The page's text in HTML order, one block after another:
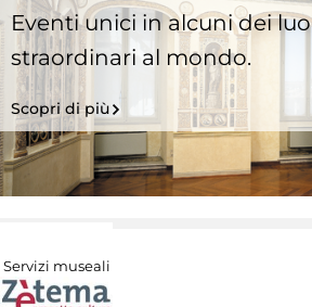
Eventi unici in alcuni dei
straordinari al mondo.
Scopri di più
Servizi museali